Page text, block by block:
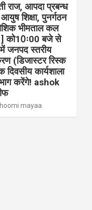
राज, आपदा प्रबन्ध
शिक्षा, पुनर्गठन
भीमताल कल
को10ः00 बजे से
जनपद स्तरीय
(डिजास्टर रिस्क
कार्यशाला
करेंगे! ashok
mayaa